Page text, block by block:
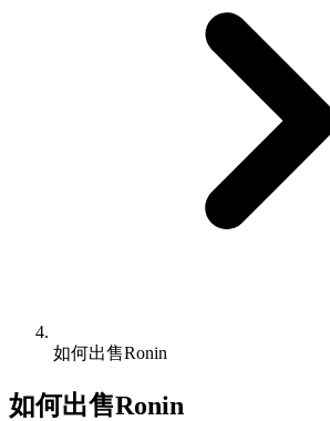
如何出售Ronin
如何出售Ronin